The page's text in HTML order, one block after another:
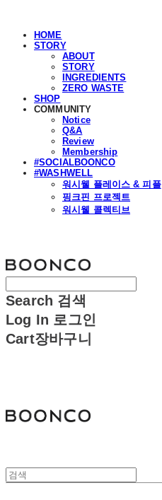
HOME
STORY
ABOUT
STORY
INGREDIENTS
ZERO WASTE
SHOP
COMMUNITY
Notice
Q&A
Review
Membership
#SOCIALBOONCO
#WASHWELL
워시웰 플레이스 & 피플
핑크핀 프로젝트
워시웰 콜렉티브
Search 검색
Log In 로그인
Cart장바구니